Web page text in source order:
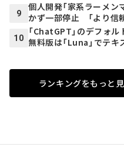
9
個人開発「家系ラーメ
かず一部停止 「より信
10
「ChatGPT」のデフォル
無料版は「Luna」でテ
ランキングをもっと